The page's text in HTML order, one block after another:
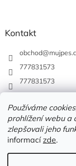
Používáme
prohlížení webu a
zlepšovali jeho
informacízde.
Kontakt
obchod@
777831573
777831573